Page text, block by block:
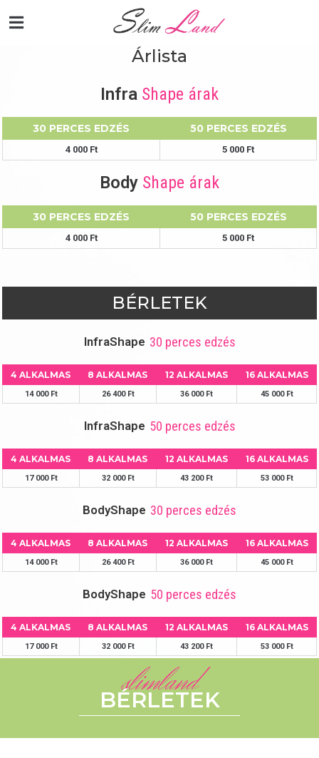
Árlista
Infra Shape árak
30 PERCES EDZÉS 50 PERCES EDZÉS
4 000 Ft 5 000 Ft
Body Shape árak
30 PERCES EDZÉS 50 PERCES EDZÉS
4 000 Ft 5 000 Ft
BÉRLETEK
InfraShape 30 perces edzés
4 ALKALMAS 8 ALKALMAS 12 ALKALMAS 16 ALKALMAS
14 000 Ft 26 400 Ft 36 000 Ft 45 000 Ft
InfraShape 50 perces edzés
4 ALKALMAS 8 ALKALMAS 12 ALKALMAS 16 ALKALMAS
17 000 Ft 32 000 Ft 43 200 Ft 53 000 Ft
BodyShape 30 perces edzés
4 ALKALMAS 8 ALKALMAS 12 ALKALMAS 16 ALKALMAS
14 000 Ft 26 400 Ft 36 000 Ft 45 000 Ft
BodyShape 50 perces edzés
4 ALKALMAS 8 ALKALMAS 12 ALKALMAS 16 ALKALMAS
17 000 Ft 32 000 Ft 43 200 Ft 53 000 Ft
slimland
BÉRLETEK